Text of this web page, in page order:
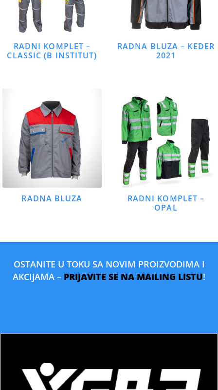
RADNI KOMPLET –
CLASSIC (B INSTITUT)
RADNA BLUZA – KEDER
2021
RADNA BLUZA
RADNI KOMPLET –
OPAL
OSTANITE U TOKU SA NOVIM PROIZVODIMA I
AKCIJAMA – PRIJAVITE SE NA MAILING LISTU!